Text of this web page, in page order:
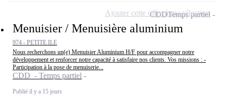
Menuisier / Menuisière aluminium
974 - PETITE ILE
Nous recherchons un(e) Menuisier Aluminium H/F pour accompagner notre
développement et renforcer notre capacité à satisfaire nos clients. Vos missions : -
Participation à la pose de menuiserie...
CDD - Temps partiel
Publié il y a 15 jours
CDDTemps partiel
Ajouter cette offre à ma sélection